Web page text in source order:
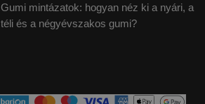
Gumi mintázatok: hogyan néz ki a nyári, a
téli és a négyévszakos gumi?